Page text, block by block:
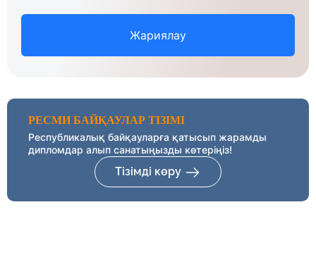
Жариялау
РЕСМИ БАЙҚАУЛАР ТІЗІМІ
Республикалық байқауларға қатысып жарамды
дипломдар алып санатыңызды көтеріңіз!
Тізімді көру